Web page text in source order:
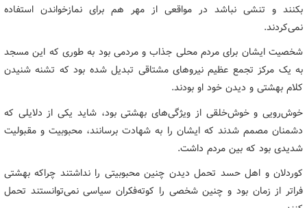
بکنند و تنشی نباشد در مواقعی از مهر هم برای نمازخواندن استفاده
نمی‌کردند.
شخصیت ایشان برای مردم محلی جذاب و مردمی بود به طوری که این مسجد
به یک مرکز تجمع عظیم نیروهای مشتاقی تبدیل شده بود که تشنه شنیدن
کلام بهشتی و دیدن خود او بودند.
خوش‌رویی و خوش‌خلقی از ویژگی‌های بهشتی بود، شاید یکی از دلایلی که
دشمنان مصمم شدند که ایشان را به شهادت برسانند، محبوبیت و مقبولیت
شدیدی بود که بین مردم داشت.
کوردلان و اهل حسد تحمل دیدن چنین محبوبیتی را نداشتند چراکه بهشتی
فراتر از زمان بود و چنین شخصی را کوته‌فکران سیاسی نمی‌توانستند تحمل